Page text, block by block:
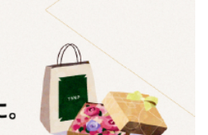
ダーク＆ミルク＆キャラメル＆ホワ
入＞